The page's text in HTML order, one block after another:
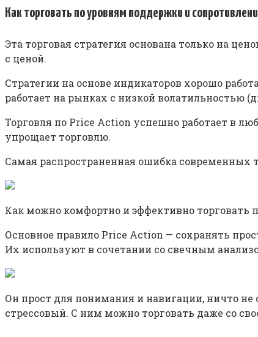
Как торговать по уровням поддержки и
Эта торговая стратегия основана только на
с ценой.
Стратегии на основе индикаторов хорошо
работает на рынках с низкой волатильностью
Торговля по Price Action успешно работает в
упрощает торговлю.
Самая распространенная ошибка современных
Как можно комфортно и эффективно торговать
Основное правило Price Action — сохранять
Их используют в сочетании со свечным
Он прост для понимания и навигации, ничто не
стрессовый. С ним можно торговать даже со